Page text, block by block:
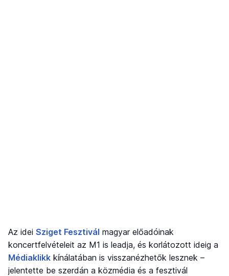
Az idei Sziget Fesztivál magyar előadóinak
koncertfelvételeit az M1 is leadja, és korlátozott ideig a
Médiaklikk kínálatában is visszanézhetők lesznek –
jelentette be szerdán a közmédia és a fesztivál